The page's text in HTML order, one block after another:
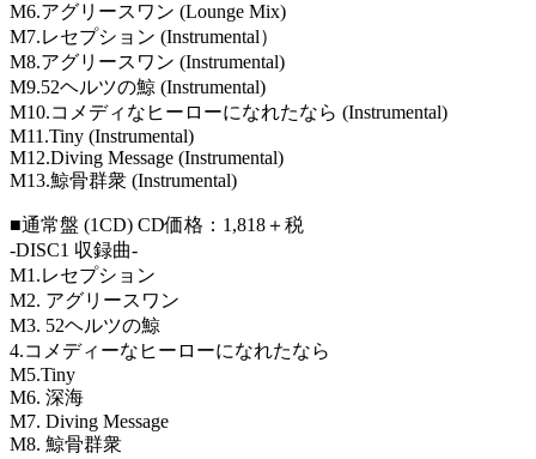
M6.アグリースワン (Lounge Mix)
M7.レセプション (Instrumental）
M8.アグリースワン (Instrumental)
M9.52ヘルツの鯨 (Instrumental)
M10.コメディなヒーローになれたなら (Instrumental)
M11.Tiny (Instrumental)
M12.Diving Message (Instrumental)
M13.鯨骨群衆 (Instrumental)
■通常盤 (1CD) CD価格：1,818＋税
-DISC1 収録曲-
M1.レセプション
M2. アグリースワン
M3. 52ヘルツの鯨
4.コメディーなヒーローになれたなら
M5.Tiny
M6. 深海
M7. Diving Message
M8. 鯨骨群衆